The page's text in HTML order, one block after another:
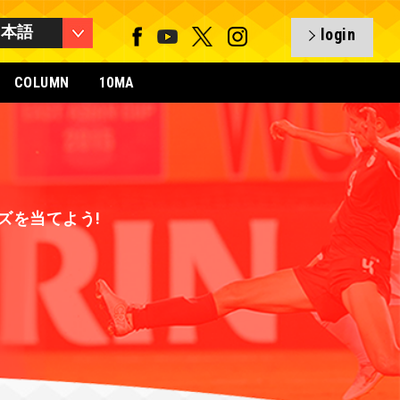
語 login
COLUMN 10MA
を当てよう!